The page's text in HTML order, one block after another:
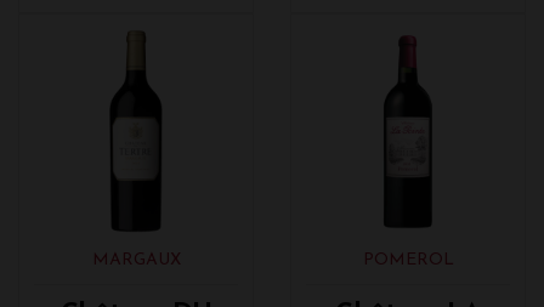
MARGAUX POMEROL